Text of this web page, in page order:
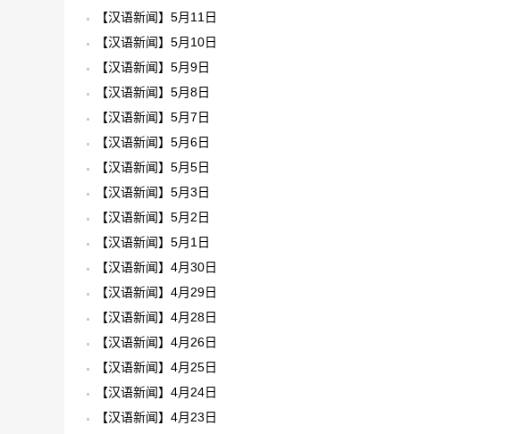
【汉语新闻】5月11日
【汉语新闻】5月10日
【汉语新闻】5月9日
【汉语新闻】5月8日
【汉语新闻】5月7日
【汉语新闻】5月6日
【汉语新闻】5月5日
【汉语新闻】5月3日
【汉语新闻】5月2日
【汉语新闻】5月1日
【汉语新闻】4月30日
【汉语新闻】4月29日
【汉语新闻】4月28日
【汉语新闻】4月26日
【汉语新闻】4月25日
【汉语新闻】4月24日
【汉语新闻】4月23日